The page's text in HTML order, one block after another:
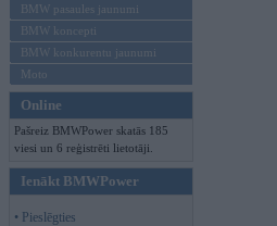
BMW pasaules jaunumi
BMW koncepti
BMW konkurentu jaunumi
Moto
Online
Pašreiz BMWPower skatās 185
viesi un 6 reģistrēti lietotāji.
Ienākt BMWPower
• Pieslēgties